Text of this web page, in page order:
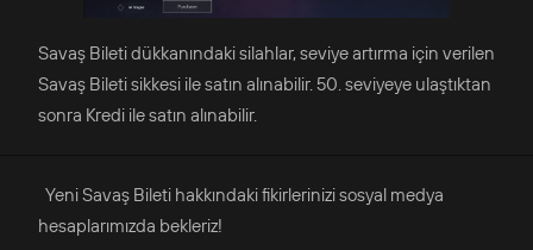
Savaş Bileti dükkanındaki silahlar, seviye artırma için verilen
Savaş Bileti sikkesi ile satın alınabilir. 50. seviyeye ulaştıktan
sonra Kredi ile satın alınabilir.
Yeni Savaş Bileti hakkındaki fikirlerinizi sosyal medya
hesaplarımızda bekleriz!